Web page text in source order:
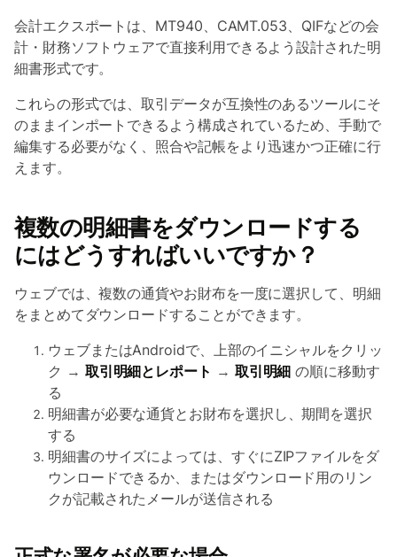
会計エクスポートは、MT940、CAMT.053、QIFなどの会
計・財務ソフトウェアで直接利用できるよう設計された明
細書形式です。
これらの形式では、取引データが互換性のあるツールにそ
のままインポートできるよう構成されているため、手動で
編集する必要がなく、照合や記帳をより迅速かつ正確に行
えます。
複数の明細書をダウンロードする
にはどうすればいいですか？
ウェブでは、複数の通貨やお財布を一度に選択して、明細
をまとめてダウンロードすることができます。
ウェブまたはAndroidで、上部のイニシャルをクリッ
ク → 取引明細とレポート → 取引明細 の順に移動す
る
明細書が必要な通貨とお財布を選択し、期間を選択
する
明細書のサイズによっては、すぐにZIPファイルをダ
ウンロードできるか、またはダウンロード用のリン
クが記載されたメールが送信される